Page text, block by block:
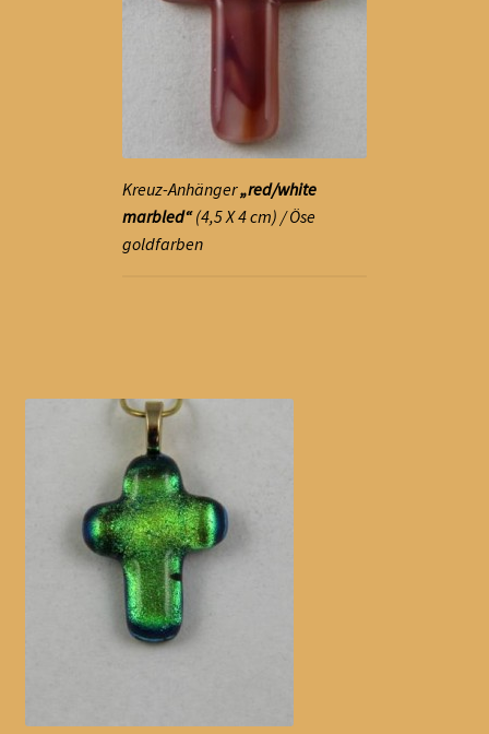
Kreuz-Anhänger„red/white
marbled“(4,5 X 4 cm) / Öse
goldfarben